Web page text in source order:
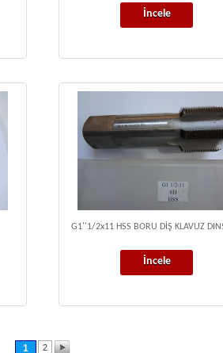
İncele
G1''1/2x11 HSS BORU DİŞ KLAVUZ
İncele
1 2